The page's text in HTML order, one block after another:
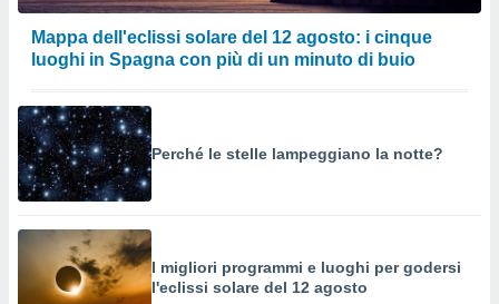
Mappa dell'eclissi solare del 12 agosto: i cinque
luoghi in Spagna con più di un minuto di buio
Perché le stelle lampeggiano la notte?
I migliori programmi e luoghi per godersi
l'eclissi solare del 12 agosto